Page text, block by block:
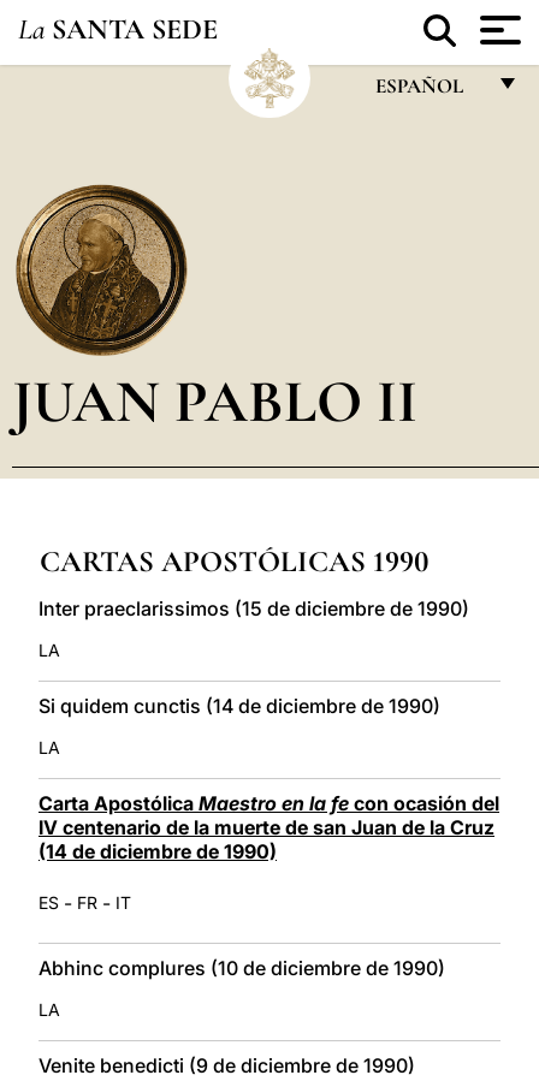
La SANTA SEDE
ESPAÑOL
POLSKI
العربيّة
LATINE
JUAN PABLO II
CARTAS APOSTÓLICAS 1990
Inter praeclarissimos (15 de diciembre de 1990)
LA
Si quidem cunctis (14 de diciembre de 1990)
LA
Carta Apostólica Maestro en la fe con ocasión del
IV centenario de la muerte de san Juan de la Cruz
(14 de diciembre de 1990)
ES - FR - IT
Abhinc complures (10 de diciembre de 1990)
LA
Venite benedicti (9 de diciembre de 1990)